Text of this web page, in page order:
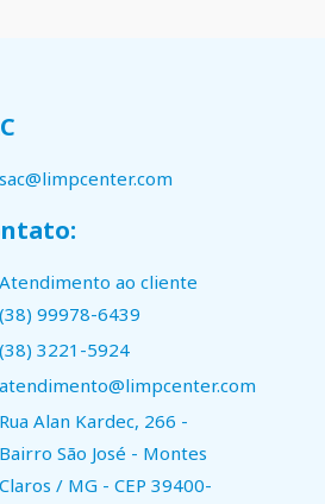
sac@limpcenter.com
Atendimento ao cliente
(38) 99978-6439
(38) 3221-5924
atendimento@limpcenter.com
Rua Alan Kardec, 266 -
Bairro São José - Montes
Claros / MG - CEP 39400-